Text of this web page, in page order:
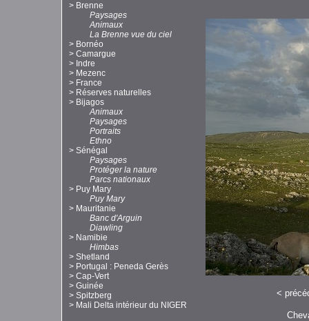
> Brenne
Paysages
Animaux
La Brenne vue du ciel
> Bornéo
> Camargue
> Indre
> Mezenc
> France
> Réserves naturelles
> Bijagos
Animaux
Paysages
Portraits
Ethno
> Sénégal
Paysages
Protéger la nature
Parcs nationaux
> Puy Mary
Puy Mary
> Mauritanie
Banc d'Arguin
Diawling
> Namibie
Himbas
> Shetland
> Portugal : Peneda Gerès
> Cap-Vert
> Guinée
> Spitzberg
> Mali Delta intérieur du NIGER
<